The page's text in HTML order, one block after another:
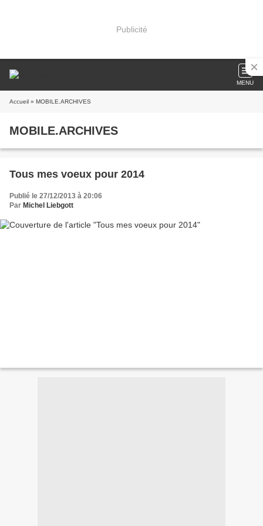
Publicité
MENU
Accueil » MOBILE.ARCHIVES
MOBILE.ARCHIVES
Tous mes voeux pour 2014
Publié le 27/12/2013 à 20:06
Par Michel Liebgott